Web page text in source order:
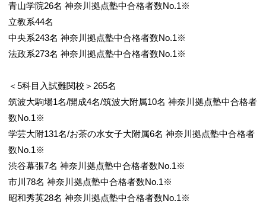
青山学院26名 神奈川拠点塾中合格者数No.1※
立教系44名
中央系243名 神奈川拠点塾中合格者数No.1※
法政系273名 神奈川拠点塾中合格者数No.1※
＜5科目入試難関校＞265名
筑波大駒場1名/開成4名/筑波大附属10名 神奈川拠点塾中合格者
数No.1※
学芸大附131名/お茶の水女子大附属6名 神奈川拠点塾中合格者
数No.1※
渋谷幕張7名 神奈川拠点塾中合格者数No.1※
市川78名 神奈川拠点塾中合格者数No.1※
昭和秀英28名 神奈川拠点塾中合格者数No.1※